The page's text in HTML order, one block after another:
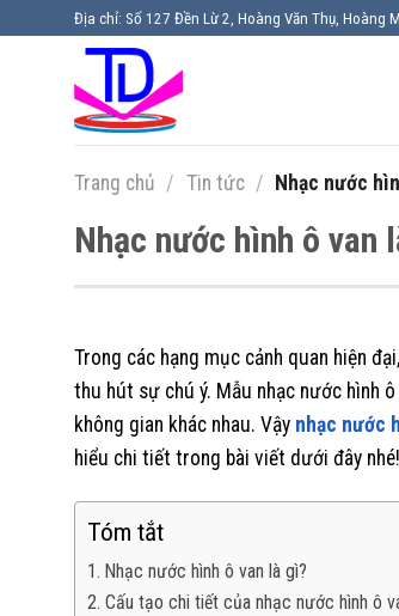
Địa chỉ: Số 127 Đền Lừ 2, Hoàng Văn Thụ, Hoàng
Trang chủ / Tin tức / Nhạc nước
Nhạc nước hình ô van
Trong các hạng mục cảnh quan hiện
thu hút sự chú ý. Mẫu nhạc nước hình
không gian khác nhau. Vậy nhạc nước
hiểu chi tiết trong bài viết dưới đây nhé!
Tóm tắt
1. Nhạc nước hình ô van là gì?
2. Cấu tạo chi tiết của nhạc nước hình ô